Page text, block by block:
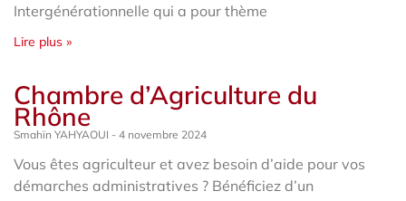
Intergénérationnelle qui a pour thème
Lire plus »
Chambre d’Agriculture du
Rhône
Smahïn YAHYAOUI 4 novembre 2024
Vous êtes agriculteur et avez besoin d’aide pour vos
démarches administratives ? Bénéficiez d’un